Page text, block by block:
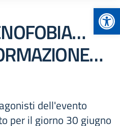
dell'evento
per il giorno 30 giugno